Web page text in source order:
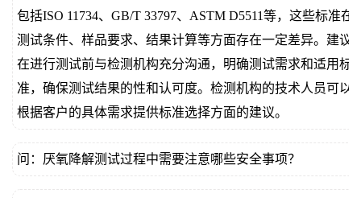
包括ISO 11734、GB/T 33797、ASTM D5511等，这些标准在
测试条件、样品要求、结果计算等方面存在一定差异。建议
在进行测试前与检测机构充分沟通，明确测试需求和适用标
准，确保测试结果的性和认可度。检测机构的技术人员可以
根据客户的具体需求提供标准选择方面的建议。
问：厌氧降解测试过程中需要注意哪些安全事项？